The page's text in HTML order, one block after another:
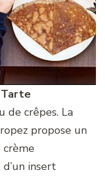
Tarte
de crêpes. La
propose un
crème
insert